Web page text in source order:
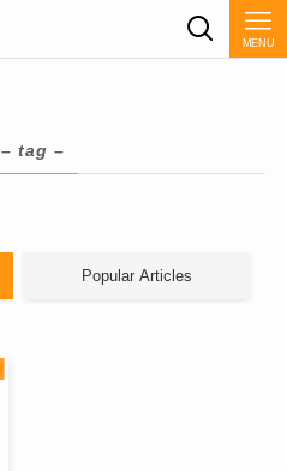
MENU
– tag –
Popular Articles